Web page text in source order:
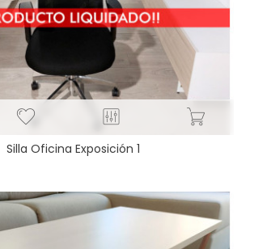
Silla Oficina Exposición 1